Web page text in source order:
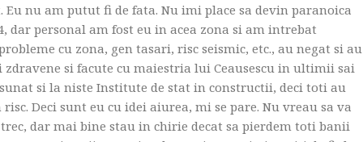
Eu nu am putut fi de fata. Nu imi place sa devin paranoica
dar personal am fost eu in acea zona si am intrebat
cu zona, gen tasari, risc seismic, etc., au negat si au
zdravene si facute cu maiestria lui Ceausescu in ultimii sai
si la niste Institute de stat in constructii, deci toti au
Deci sunt eu cu idei aiurea, mi se pare. Nu vreau sa va
dar mai bine stau in chirie decat sa pierdem toti banii